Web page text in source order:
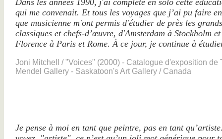
Dans les années 1990, j'ai complété en solo cette
qui me convenait. Et tous les voyages que j’ai pu faire
que musicienne m'ont permis d'étudier de près les grands
classiques et chefs-d’œuvre, d'Amsterdam à Stockholm
Florence à Paris et Rome. À ce jour, je continue à
Joni Mitchell / "Voices" (2000) - Catalogue d'exposition de
Mendel Gallery - Saskatoon's Art Gallery / Canada
Je pense à moi en tant que peintre, pas en tant